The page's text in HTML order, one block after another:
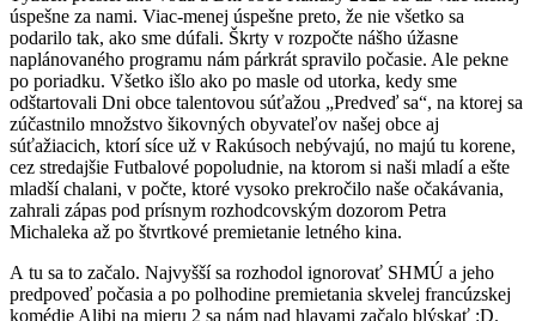
úspešne za nami. Viac-menej úspešne preto, že nie všetko sa
podarilo tak, ako sme dúfali. Škrty v rozpočte nášho úžasne
naplánovaného programu nám párkrát spravilo počasie. Ale pekne
po poriadku. Všetko išlo ako po masle od utorka, kedy sme
odštartovali Dni obce talentovou súťažou „Predveď sa“, na ktorej sa
zúčastnilo množstvo šikovných obyvateľov našej obce aj
súťažiacich, ktorí síce už v Rakúsoch nebývajú, no majú tu korene,
cez stredajšie Futbalové popoludnie, na ktorom si naši mladí a ešte
mladší chalani, v počte, ktoré vysoko prekročilo naše očakávania,
zahrali zápas pod prísnym rozhodcovským dozorom Petra
Michaleka až po štvrtkové premietanie letného kina.
A tu sa to začalo. Najvyšší sa rozhodol ignorovať SHMÚ a jeho
predpoveď počasia a po polhodine premietania skvelej francúzskej
komédie Alibi na mieru 2 sa nám nad hlavami začalo blýskať :D.